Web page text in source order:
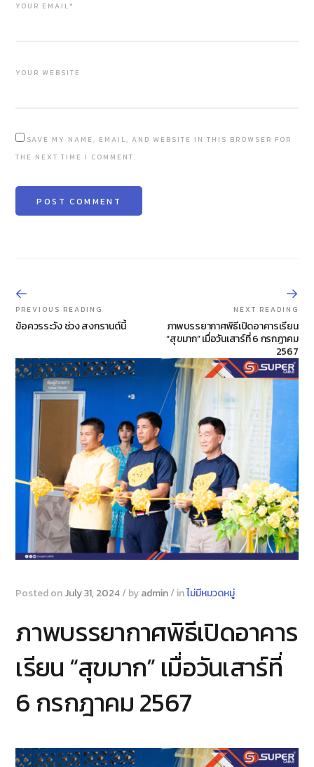
YOUR EMAIL*
YOUR WEBSITE
SAVE MY NAME, EMAIL, AND WEBSITE IN THIS BROWSER FOR
THE NEXT TIME I COMMENT.
PREVIOUS READING
ข้อควรระวัง ช่วง สงกรานต์นี้
NEXT READING
ภาพบรรยากาศพิธีเปิดอาคารเรียน
“สุขมาก” เมื่อวันเสาร์ที่ 6 กรกฎาคม
2567
Posted onJuly 31, 2024/ byadmin/ inไม่มีหมวดหมู่
ภาพบรรยากาศพิธีเปิดอาคาร
เรียน “สุขมาก” เมื่อวันเสาร์ที่
6 กรกฎาคม 2567